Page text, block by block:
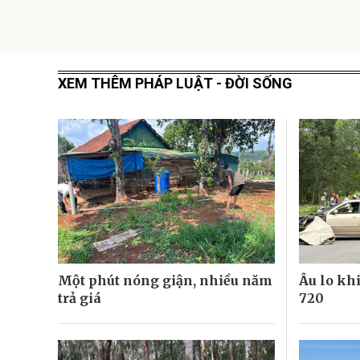
XEM THÊM PHÁP LUẬT - ĐỜI SỐNG
Một phút nóng giận, nhiều năm
trả giá
Âu lo
720